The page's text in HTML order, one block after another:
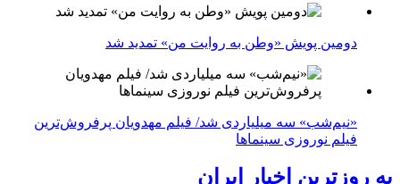
دومین پویش «وطن به روایت من» تمدید شد
«نیم‌شب» سه میلیاردی شد/ فیلم مهدویان پرفروش‌ترین
فیلم نوروزی سینماها
به روزترین اخبار ایران